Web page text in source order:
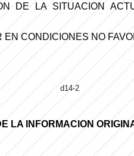
DE LA SITUACION
EN CONDICIONES NO
LA INFORMACION